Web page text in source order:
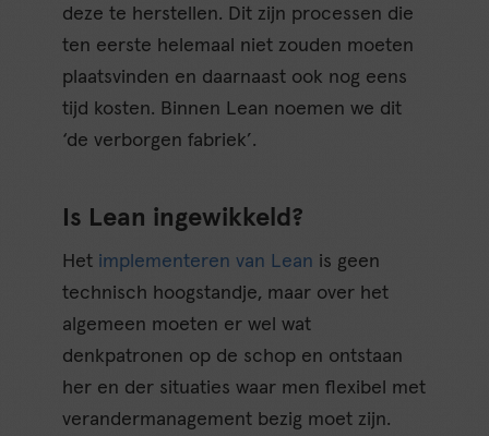
deze te herstellen. Dit zijn processen die
ten eerste helemaal niet zouden moeten
plaatsvinden en daarnaast ook nog eens
tijd kosten. Binnen Lean noemen we dit
‘de verborgen fabriek’.
Is Lean ingewikkeld?
Het implementeren van Lean is geen
technisch hoogstandje, maar over het
algemeen moeten er wel wat
denkpatronen op de schop en ontstaan
her en der situaties waar men flexibel met
verandermanagement bezig moet zijn.